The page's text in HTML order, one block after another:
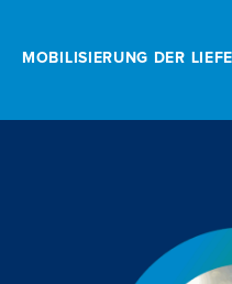
MOBILISIERUNG DER